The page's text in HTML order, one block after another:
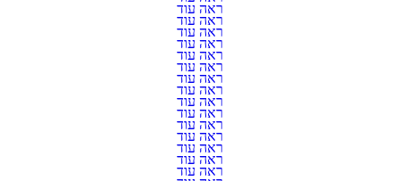
ראה עוד
ראה עוד
מחברים מזג 15
ראה עוד
מייבש צלחות / סל ניקל
ראה עוד
מנגנונים
ראה עוד
מנגנונים למיטות
ראה עוד
מסילה לשולחן
ראה עוד
מסילה נסתרת למגירה
ראה עוד
מסילה תחתית סטנדרט
ראה עוד
מסילות
ראה עוד
ניקלים למטבח
ראה עוד
סט לה מאנס / מזווה לארון
ראה עוד
עגלות בקבוקים
ראה עוד
עיניות לדלת
ראה עוד
עץ
ראה עוד
פרזול
פרזול וגלגלים